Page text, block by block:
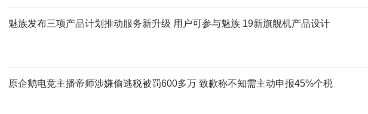
魅族发布三项产品计划推动服务新升级 用户可参与魅族 19新旗舰机产品设计
原企鹅电竞主播帝师涉嫌偷逃税被罚600多万 致歉称不知需主动申报45%个税